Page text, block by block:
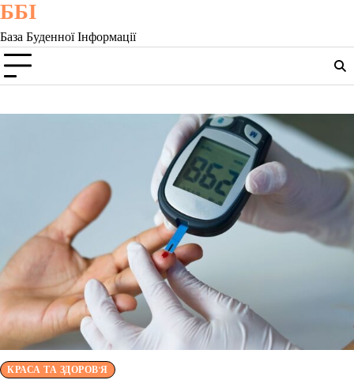
Skip
content
ББІ
База Буденної Інформації
КРАСА ТА ЗДОРОВ'Я